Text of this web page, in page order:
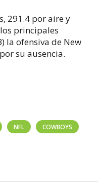
291.4 por aire y
principales
la ofensiva de New
su ausencia.
NFL COWBOYS